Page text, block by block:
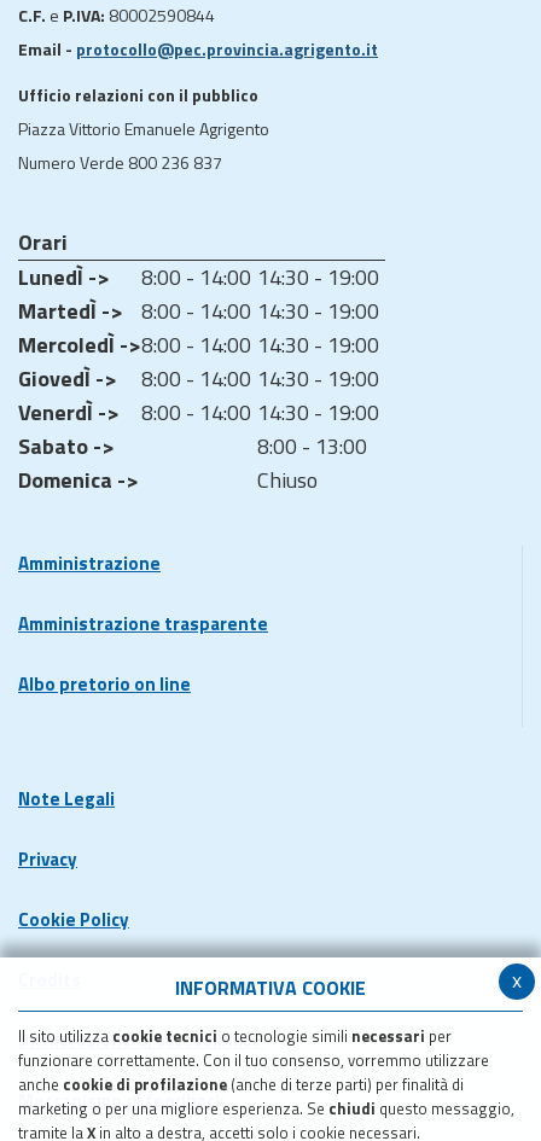
x
INFORMATIVA COOKIE
Il sito utilizza cookie tecnici o tecnologie simili necessari per
funzionare correttamente. Con il tuo consenso, vorremmo utilizzare
anche cookie di profilazione (anche di terze parti) per finalità di
marketing o per una migliore esperienza. Se chiudi questo messaggio,
tramite laX in alto a destra, accetti solo i cookie necessari.
C.F. e P.IVA: 80002590844
Email - protocollo@pec.provincia.agrigento.it
Ufficio relazioni con il pubblico
Piazza Vittorio Emanuele Agrigento
Numero Verde 800 236 837
Orari
LunedÌ ->
8:00 - 14:00 14:30 - 19:00
MartedÌ -> 8:00 - 14:00 14:30 - 19:00
MercoledÌ ->8:00 - 14:00 14:30 - 19:00
GiovedÌ ->
8:00 - 14:00 14:30 - 19:00
VenerdÌ ->
8:00 - 14:00 14:30 - 19:00
Sabato ->
8:00 - 13:00
Domenica ->
Chiuso
Amministrazione
Amministrazione trasparente
Albo pretorio on line
Note Legali
Privacy
Cookie Policy
Dichiarazione di accessibilita'
Meccanismo di feedback